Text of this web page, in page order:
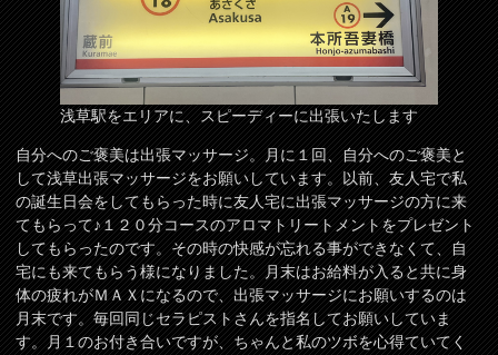
浅草駅をエリアに、スピーディーに出張いたします
自分へのご褒美は出張マッサージ。月に１回、自分へのご褒美と
して浅草出張マッサージをお願いしています。以前、友人宅で私
の誕生日会をしてもらった時に友人宅に出張マッサージの方に来
てもらって♪１２０分コースのアロマトリートメントをプレゼント
してもらったのです。その時の快感が忘れる事ができなくて、自
宅にも来てもらう様になりました。月末はお給料が入ると共に身
体の疲れがＭＡＸになるので、出張マッサージにお願いするのは
月末です。毎回同じセラピストさんを指名してお願いしていま
す。月１のお付き合いですが、ちゃんと私のツボを心得ていてく